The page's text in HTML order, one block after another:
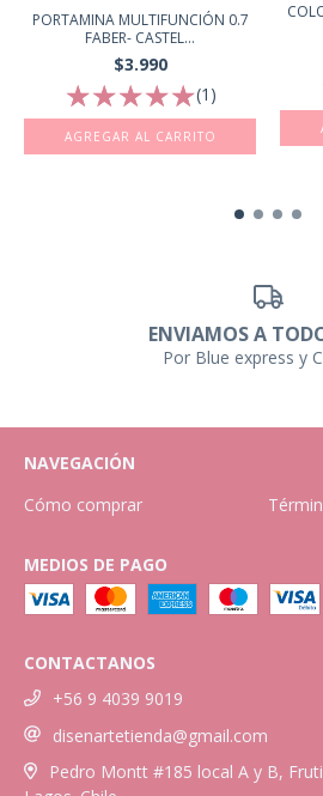
PORTAMINA MULTIFUNCIÓN 0.7
FABER- CASTEL...
$3.990
(1)
AGREGAR AL CARRITO
ENVIAMOS A
Por Blue express y
NAVEGACIÓN
Cómo comprar
MEDIOS DE PAGO
CONTACTANOS
+56 9 4039 9019
disenartetienda@gmail.com
Pedro Montt #185 local A y B,